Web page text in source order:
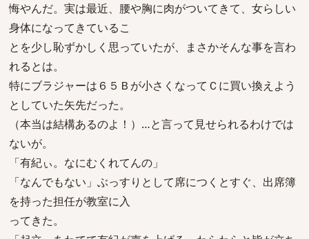
悔やんだ。実は最近、腰や胸に肉がついてきて、女らしい
身体になってきているこ
とを少し恥ずかしく思っていたが、まさかそんな事を言わ
れるとは。
特にブラジャーは６５Ｂが小さくなってＣに買い換えよう
としていた矢先だった。
（本当は結構あるのよ！）…と言って見せられるわけでは
ないが。
「有紀ぃ。なにむくれてんの」
「なんでもない」ぶっすりとして席につくとすぐ、出席簿
を持った担任が教室に入
ってきた。